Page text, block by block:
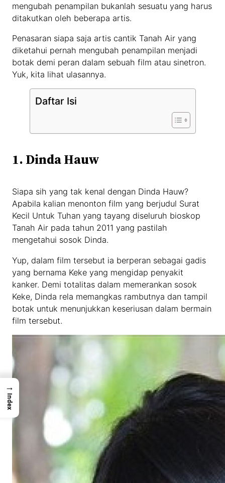
mengubah penampilan bukanlah sesuatu yang harus
ditakutkan oleh beberapa artis.
Penasaran siapa saja artis cantik Tanah Air yang
diketahui pernah mengubah penampilan menjadi
botak demi peran dalam sebuah film atau sinetron.
Yuk, kita lihat ulasannya.
Daftar Isi
1. Dinda Hauw
Siapa sih yang tak kenal dengan Dinda Hauw?
Apabila kalian menonton film yang berjudul Surat
Kecil Untuk Tuhan yang tayang diseluruh bioskop
Tanah Air pada tahun 2011 yang pastilah
mengetahui sosok Dinda.
Yup, dalam film tersebut ia berperan sebagai gadis
yang bernama Keke yang mengidap penyakit
kanker. Demi totalitas dalam memerankan sosok
Keke, Dinda rela memangkas rambutnya dan tampil
botak untuk menunjukkan keseriusan dalam bermain
film tersebut.
→
Index